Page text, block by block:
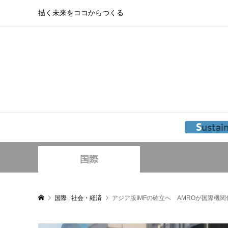
描く未来をココからつくる
国際
国際 , 社会・経済 アジア版IMFの確立へ AMROが国際機関